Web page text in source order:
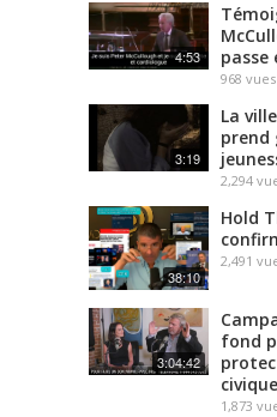
4:53
passe
968 vues
3:19
La
prend
2,294
38:10
Hold
2,491
3:04:42
fond
1,873